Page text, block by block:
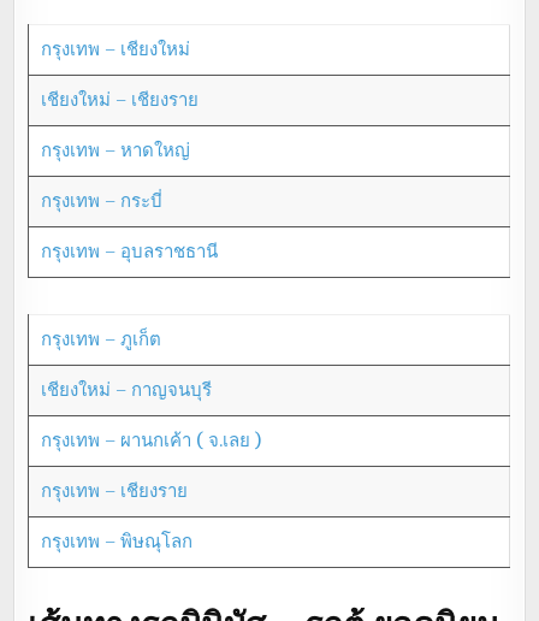
กรุงเทพ – เชียงใหม่
เชียงใหม่ – เชียงราย
กรุงเทพ – หาดใหญ่
กรุงเทพ – กระบี่
กรุงเทพ – อุบลราชธานี
กรุงเทพ – ภูเก็ต
เชียงใหม่ – กาญจนบุรี
กรุงเทพ – ผานกเค้า ( จ.เลย )
กรุงเทพ – เชียงราย
กรุงเทพ – พิษณุโลก